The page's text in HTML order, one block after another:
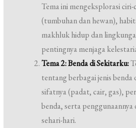
Tema ini mengeksplorasi
(tumbuhan dan hewan),
makhluk hidup dan
pentingnya menjaga
Tema 2: Benda di Sekitarku:
tentang berbagai jenis
sifatnya (padat, cair, gas),
benda, serta
sehari-hari.